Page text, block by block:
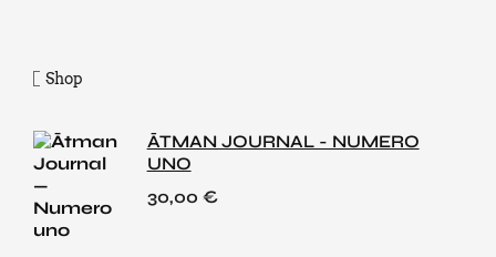
Shop
ĀTMAN JOURNAL - NUMERO
UNO
30,00 €